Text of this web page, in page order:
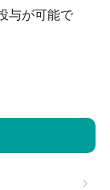
与が可能で